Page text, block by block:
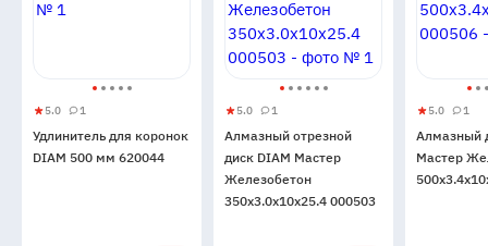
Удлинитель
для
коронок
5.0
5
1 1
Удлинитель для коронок
DIAM 500 мм 620044
Алмазный
отрезной
диск
DIAM
5.0
5
1 1
Алмазный отрезной
диск DIAM Мастер
Железобетон
350x3.0x10x25.4 000503
диск
DIAM
5.0
5
1 1
Алмазный
Мастер